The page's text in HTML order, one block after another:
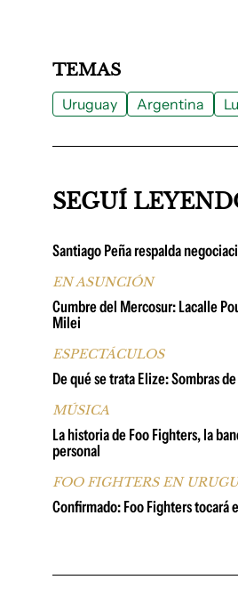
TEMAS
Uruguay Argentina
SEGUÍ
Santiago Peña respalda
EN ASUNCIÓN
Cumbre del Mercosur: Lacalle
Milei
ESPECTÁCULOS
De qué se trata Elize: Sombras
MÚSICA
La historia de Foo Fighters, la
personal
FOO FIGHTERS EN
Confirmado: Foo Fighters tocará